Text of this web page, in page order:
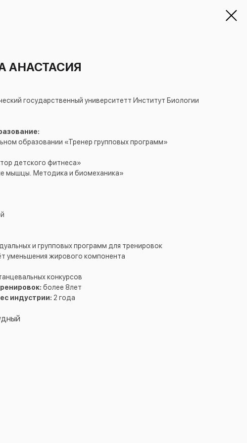
АНАСТАСИЯ
государственный университетт Институт Биологии
образовании «Тренер групповых программ»
детского фитнеса»
мышцы. Методика и биомеханика»
и групповых программ для тренировок
уменьшения жирового компонента
конкурсов
более 8лет
индустрии: 2 года